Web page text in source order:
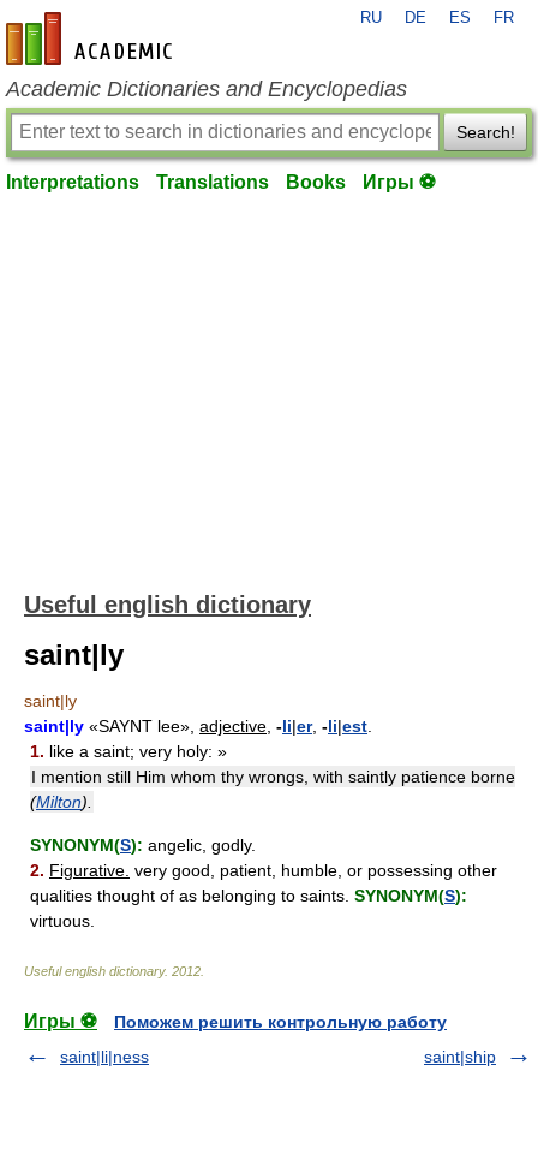
en-academic.com
RU DE ES FR
Academic Dictionaries and Encyclopedias
Search!
Interpretations Translations Books Игры ⚽
Useful english dictionary
saint|ly
saint|ly
saint|ly «SAYNT lee», adjective, -li|er, -li|est
1. like a saint; very holy: »
I mention still Him whom thy wrongs, with saintly patience borne
(Milton).
SYNONYM(S): angelic, godly.
2. Figurative. very good, patient, humble, or possessing other
qualities thought of as belonging to saints. SYNONYM(S):
virtuous.
Useful english dictionary. 2012
Игры ⚽
Поможем решить контрольную работу
saint|li|ness
saint|ship